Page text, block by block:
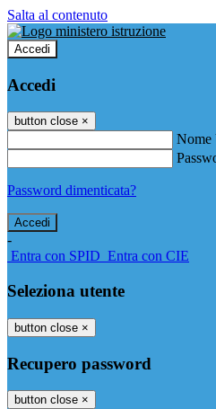
Salta al contenuto
Accedi
Accedi
button close ×
Nome
Password dimenticata?
-
Entra con SPID Entra con CIE
Seleziona utente
button close ×
Recupero password
button close ×